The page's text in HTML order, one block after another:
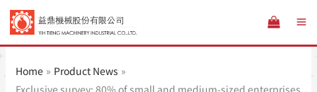
主
Home
Product News
Exclusive survey: 80% of small and medium-sized enterprises